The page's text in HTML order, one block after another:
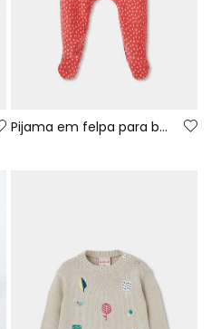
Pijama em felpa para bebé vermelho com estampado de coelhinho